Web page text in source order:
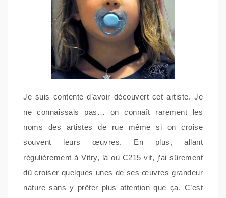
Je suis contente d’avoir découvert cet artiste. Je
ne connaissais pas… on connaît rarement les
noms des artistes de rue même si on croise
souvent leurs œuvres. En plus, allant
régulièrement à Vitry, là où C215 vit, j’ai sûrement
dû croiser quelques unes de ses œuvres grandeur
nature sans y prêter plus attention que ça. C’est